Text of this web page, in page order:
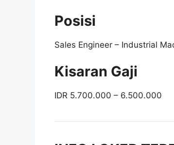
Posisi
Sales Engineer – Industrial
Kisaran Gaji
IDR 5.700.000 – 6.500.000